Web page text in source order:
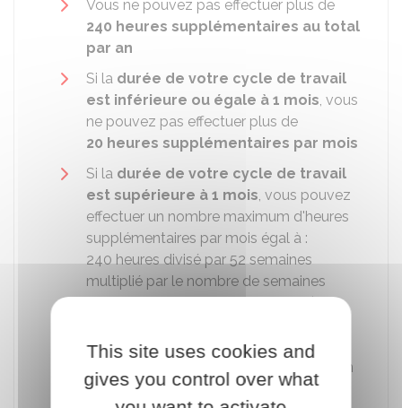
Vous ne pouvez pas effectuer plus de
240 heures supplémentaires au total
par an
Si la durée de votre cycle de travail
est inférieure ou égale à 1 mois, vous
ne pouvez pas effectuer plus de
20 heures supplémentaires par mois
Si la durée de votre cycle de travail
est supérieure à 1 mois, vous pouvez
effectuer un nombre maximum d'heures
supplémentaires par mois égal à :
240 heures divisé par 52 semaines
multiplié par le nombre de semaines
composant votre cycle de travail (par
semaines, vous pouvez effectuer
37 heures supplémentaires au maximum
par mois).
This site uses cookies and
gives you control over what